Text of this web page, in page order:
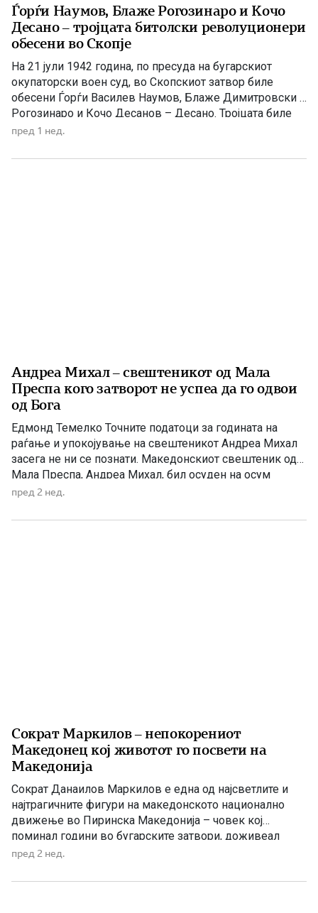
Ѓорѓи Наумов, Блаже Рогозинаро и Кочо
Десано – тројцата битолски револуционери
обесени во Скопје
На 21 јули 1942 година, по пресуда на бугарскиот
окупаторски воен суд, во Скопскиот затвор биле
обесени Ѓорѓи Василев Наумов, Блаже Димитровски –
Рогозинаро и Кочо Десанов – Десано. Тројцата биле
истакнати учесници во македонското
на антифашистичкиот отпор во Битолско. На 21 јули
пред 1 нед.
Андреа Михал – свештеникот од Мала
Преспа кого затворот не успеа да го одвои
од Бога
Едмонд Темелко Точните податоци за годината на
раѓање и упокојување на свештеникот Андреа Михал
засега не ни се познати. Македонскиот свештеник од
Мала Преспа, Андреа Михал, бил осуден на осум
години затвор затоа што одбил да ја предаде својата
вера. По падот на режимот на Енвер Хоџа, неговата
пред 2 нед.
Сократ Маркилов – непокорениот
Македонец кој животот го посвети на
Македонија
Сократ Данаилов Маркилов е една од најсветлите и
најтрагичните фигури на македонското национално
движење во Пиринска Македонија – човек кој
поминал години во бугарските затвори, доживеал
тешка семејна трагедија, но никогаш не се откажал од
април 1921 година во селото Бутково, Валовишко,
пред 2 нед.